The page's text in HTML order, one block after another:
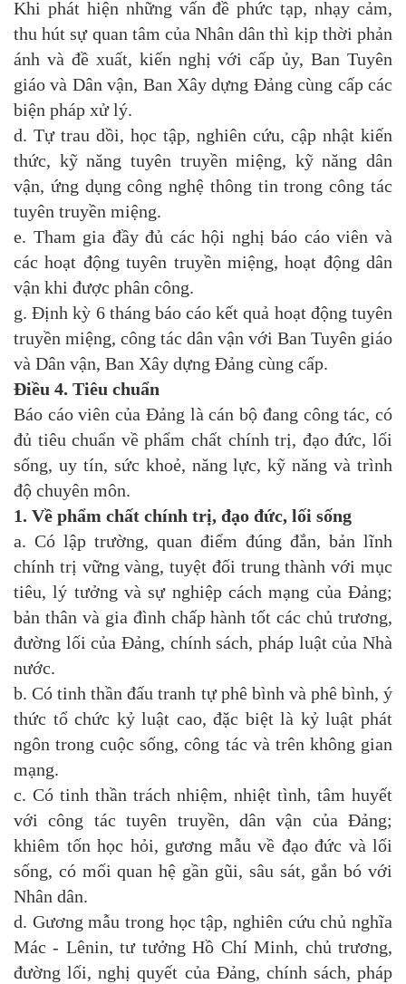
Khi phát hiện những vấn đề phức tạp, nhạy cảm,
thu hút sự quan tâm của Nhân dân thì kịp thời phản
ánh và đề xuất, kiến nghị với cấp ủy, Ban Tuyên
giáo và Dân vận, Ban Xây dựng Đảng cùng cấp các
biện pháp xử lý.
d. Tự trau dồi, học tập, nghiên cứu, cập nhật kiến
thức, kỹ năng tuyên truyền miệng, kỹ năng dân
vận, ứng dụng công nghệ thông tin trong công tác
tuyên truyền miệng.
e. Tham gia đầy đủ các hội nghị báo cáo viên và
các hoạt động tuyên truyền miệng, hoạt động dân
vận khi được phân công.
g. Định kỳ 6 tháng báo cáo kết quả hoạt động tuyên
truyền miệng, công tác dân vận với Ban Tuyên giáo
và Dân vận, Ban Xây dựng Đảng cùng cấp.
Điều 4. Tiêu chuẩn
Báo cáo viên của Đảng là cán bộ đang công tác, có
đủ tiêu chuẩn về phẩm chất chính trị, đạo đức, lối
sống, uy tín, sức khoẻ, năng lực, kỹ năng và trình
độ chuyên môn.
1. Về phẩm chất chính trị, đạo đức, lối sống
a. Có lập trường, quan điểm đúng đắn, bản lĩnh
chính trị vững vàng, tuyệt đối trung thành với mục
tiêu, lý tưởng và sự nghiệp cách mạng của Đảng;
bản thân và gia đình chấp hành tốt các chủ trương,
đường lối của Đảng, chính sách, pháp luật của Nhà
nước.
b. Có tinh thần đấu tranh tự phê bình và phê bình, ý
thức tổ chức kỷ luật cao, đặc biệt là kỷ luật phát
ngôn trong cuộc sống, công tác và trên không gian
mạng.
c. Có tinh thần trách nhiệm, nhiệt tình, tâm huyết
với công tác tuyên truyền, dân vận của Đảng;
khiêm tốn học hỏi, gương mẫu về đạo đức và lối
sống, có mối quan hệ gần gũi, sâu sát, gắn bó với
Nhân dân.
d. Gương mẫu trong học tập, nghiên cứu chủ nghĩa
Mác - Lênin, tư tưởng Hồ Chí Minh, chủ trương,
đường lối, nghị quyết của Đảng, chính sách, pháp